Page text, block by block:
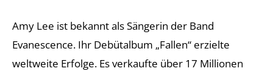
Amy Lee ist bekannt als Sängerin der Band
Evanescence. Ihr Debütalbum „Fallen“ erzielte
weltweite Erfolge. Es verkaufte über 17 Millionen